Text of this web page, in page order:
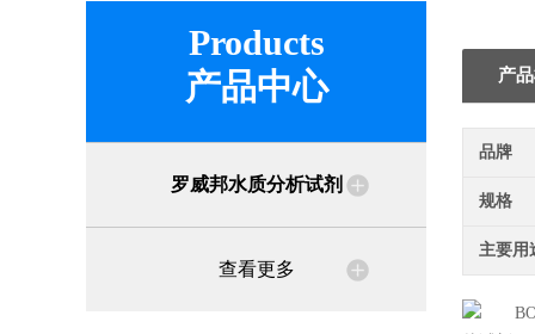
Products
产品中心
罗威邦水质分析试剂
查看更多
产
品牌
规格
主要用